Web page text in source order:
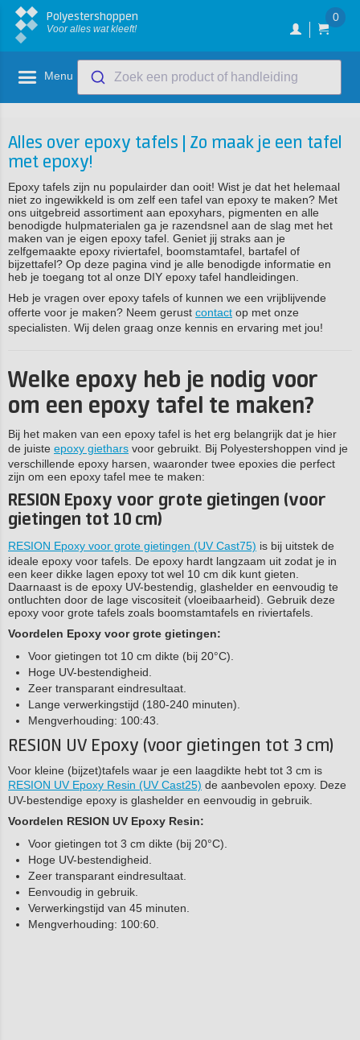
Polyestershoppen
Voor alles wat kleeft!
0
Menu Zoek een product of handleiding
Alles over epoxy tafels | Zo maak je een tafel
met epoxy!
Epoxy tafels zijn nu populairder dan ooit! Wist je dat het helemaal
niet zo ingewikkeld is om zelf een tafel van epoxy te maken? Met
ons uitgebreid assortiment aan epoxyhars, pigmenten en alle
benodigde hulpmaterialen ga je razendsnel aan de slag met het
maken van je eigen epoxy tafel. Geniet jij straks aan je
zelfgemaakte epoxy riviertafel, boomstamtafel, bartafel of
bijzettafel? Op deze pagina vind je alle benodigde informatie en
heb je toegang tot al onze DIY epoxy tafel handleidingen.
Heb je vragen over epoxy tafels of kunnen we een vrijblijvende
offerte voor je maken? Neem gerust contact op met onze
specialisten. Wij delen graag onze kennis en ervaring met jou!
Welke epoxy heb je nodig voor
om een epoxy tafel te maken?
Bij het maken van een epoxy tafel is het erg belangrijk dat je hier
de juiste epoxy giethars voor gebruikt. Bij Polyestershoppen vind je
verschillende epoxy harsen, waaronder twee epoxies die perfect
zijn om een epoxy tafel mee te maken:
RESION Epoxy voor grote gietingen (voor
gietingen tot 10 cm)
RESION Epoxy voor grote gietingen (UV Cast75) is bij uitstek de
ideale epoxy voor tafels. De epoxy hardt langzaam uit zodat je in
een keer dikke lagen epoxy tot wel 10 cm dik kunt gieten.
Daarnaast is de epoxy UV-bestendig, glashelder en eenvoudig te
ontluchten door de lage viscositeit (vloeibaarheid). Gebruik deze
epoxy voor grote tafels zoals boomstamtafels en riviertafels.
Voordelen Epoxy voor grote gietingen:
Voor gietingen tot 10 cm dikte (bij 20°C).
Hoge UV-bestendigheid.
Zeer transparant eindresultaat.
Lange verwerkingstijd (180-240 minuten).
Mengverhouding: 100:43.
RESION UV Epoxy (voor gietingen tot 3 cm)
Voor kleine (bijzet)tafels waar je een laagdikte hebt tot 3 cm is
RESION UV Epoxy Resin (UV Cast25) de aanbevolen epoxy. Deze
UV-bestendige epoxy is glashelder en eenvoudig in gebruik.
Voordelen RESION UV Epoxy Resin:
Voor gietingen tot 3 cm dikte (bij 20°C).
Hoge UV-bestendigheid.
Zeer transparant eindresultaat.
Eenvoudig in gebruik.
Verwerkingstijd van 45 minuten.
Mengverhouding: 100:60.